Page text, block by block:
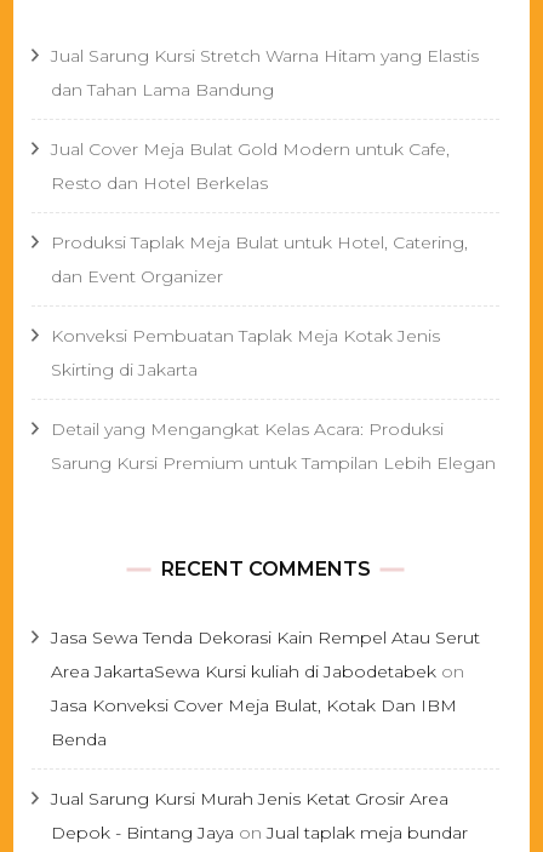
Jual Sarung Kursi Stretch Warna Hitam yang Elastis
dan Tahan Lama Bandung
Jual Cover Meja Bulat Gold Modern untuk Cafe,
Resto dan Hotel Berkelas
Produksi Taplak Meja Bulat untuk Hotel, Catering,
dan Event Organizer
Konveksi Pembuatan Taplak Meja Kotak Jenis
Skirting di Jakarta
Detail yang Mengangkat Kelas Acara: Produksi
Sarung Kursi Premium untuk Tampilan Lebih Elegan
RECENT COMMENTS
Jasa Sewa Tenda Dekorasi Kain Rempel Atau Serut
Area JakartaSewa Kursi kuliah di Jabodetabek on
Jasa Konveksi Cover Meja Bulat, Kotak Dan IBM
Benda
Jual Sarung Kursi Murah Jenis Ketat Grosir Area
Depok - Bintang Jaya onJual taplak meja bundar